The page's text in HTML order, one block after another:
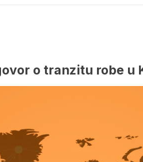
o tranzitu robe u